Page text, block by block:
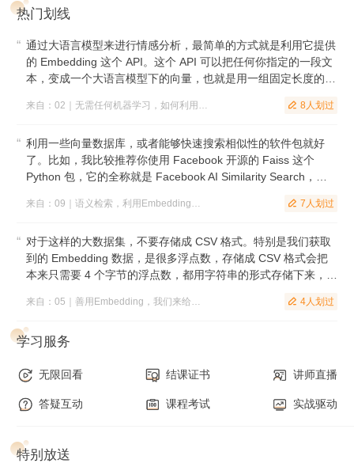
热门划线
通过大语言模型来进行情感分析，最简单的方式就是利用它提供
的 Embedding 这个 API。这个 API 可以把任何你指定的一段文
本，变成一个大语言模型下的向量，也就是用一组固定长度的参
 8人划过
利用一些向量数据库，或者能够快速搜索相似性的软件包就好
了。比如，我比较推荐你使用 Facebook 开源的 Faiss 这个
Python 包，它的全称就是 Facebook AI Similarity Search，也
 7人划过
对于这样的大数据集，不要存储成 CSV 格式。特别是我们获取
到的 Embedding 数据，是很多浮点数，存储成 CSV 格式会把
本来只需要 4 个字节的浮点数，都用字符串的形式存储下来，会
parquet 这个序列化的格式，整个存储的过程只需要 1 分钟。”
 4人划过
学习服务
无限回看 结课证书 讲师直播
答疑互动 课程考试 实战驱动
特别放送